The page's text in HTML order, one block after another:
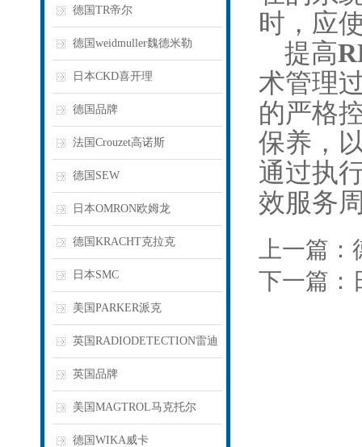
德国TR帝尔
德国weidmuller魏德米勒
日本CKD喜开理
德国品牌
法国Crouzet高诺斯
德国SEW
日本OMRON欧姆龙
德国KRACHT克拉克
日本SMC
美国PARKER派克
英国RADIODETECTION雷迪
英国品牌
美国MAGTROL马克托尔
德国WIKA威卡
时，应
提高
术管理
的严格
保养，
通过执
效服务
上一篇：
下一篇：